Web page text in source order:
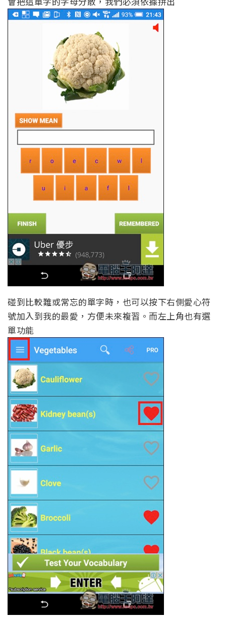
碰到比較難或常忘的單字時，也可以按下右側愛心符
號加入到我的最愛，方便未來複習。而左上角也有選
單功能